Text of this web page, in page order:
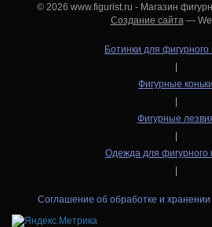
© 2026 www.figurist.ru - Магазин
Создание сайта —
Ботинки для фигурного
|
Фигурные коньки
|
Фигурные
|
Одежда для фигурного
|
Соглашение об обработке и